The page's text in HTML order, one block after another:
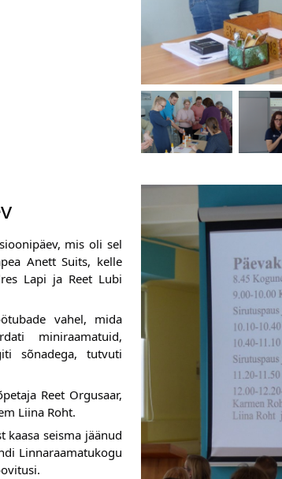
mis oli sel
Anett Suits, kelle
Lapi ja Reet Lubi
vahel, mida
miniraamatuid,
sõnadega, tutvuti
Reet Orgusaar,
Liina Roht.
kaasa seisma jäänud
Linnaraamatukogu